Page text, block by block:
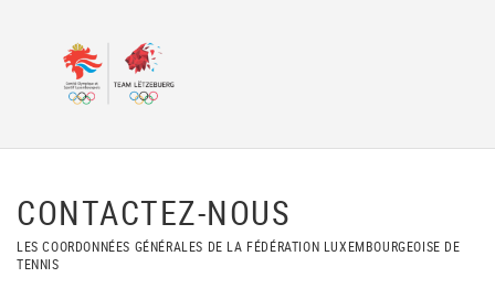
CONTACTEZ-NOUS
LES COORDONNÉES GÉNÉRALES DE LA FÉDÉRATION LUXEMBOURGEOISE DE
TENNIS